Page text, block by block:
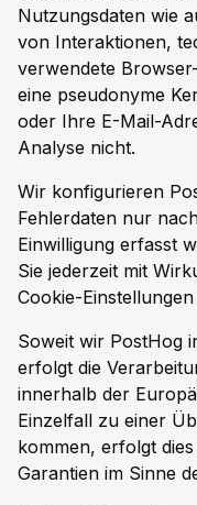
Nutzungsdaten wie
von Interaktionen,
verwendete
eine pseudonyme
oder Ihre E-Mail-
Analyse nicht.
Wir konfigurieren
Fehlerdaten nur
Einwilligung erfasst
Sie jederzeit mit
Cookie-
Soweit wir PostHog
erfolgt die
innerhalb der
Einzelfall zu einer
kommen, erfolgt
Garantien im Sinne